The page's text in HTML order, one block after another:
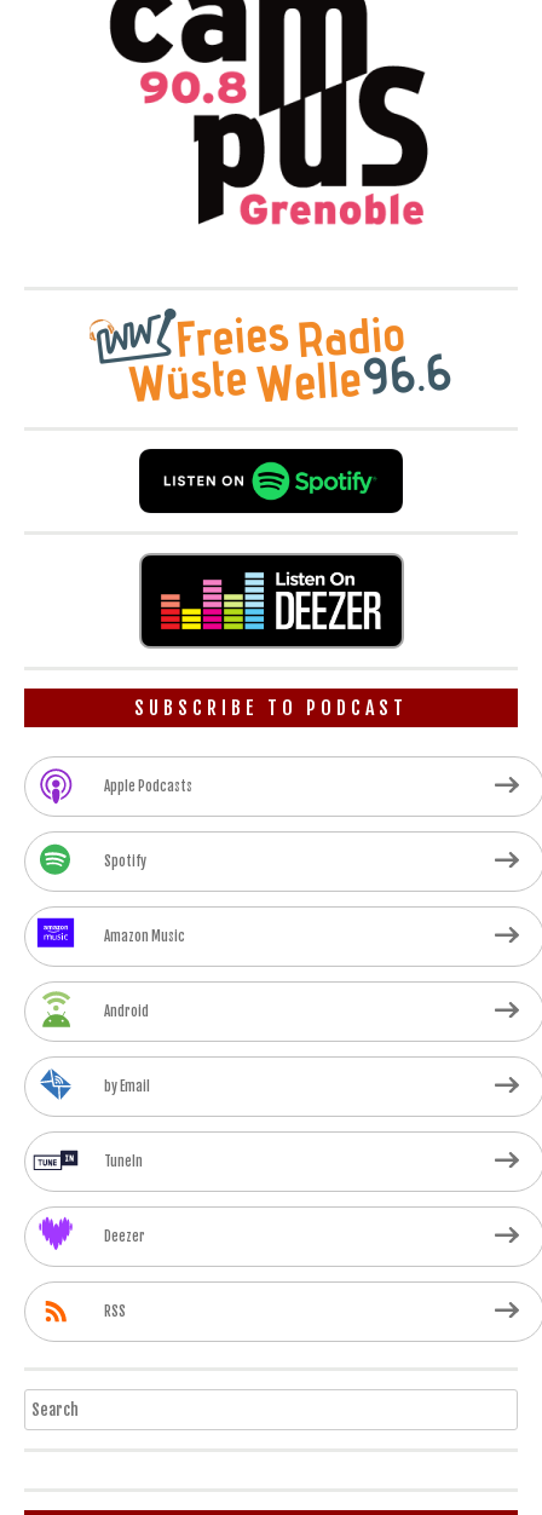
SUBSCRIBE TO PODCAST
Apple Podcasts
Spotify
Amazon Music
Android
by Email
TuneIn
Deezer
RSS
Search